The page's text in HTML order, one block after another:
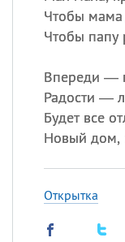
Чтобы мама
Чтобы папу
Впереди —
Радости —
Будет все
Новый дом,
Открытка